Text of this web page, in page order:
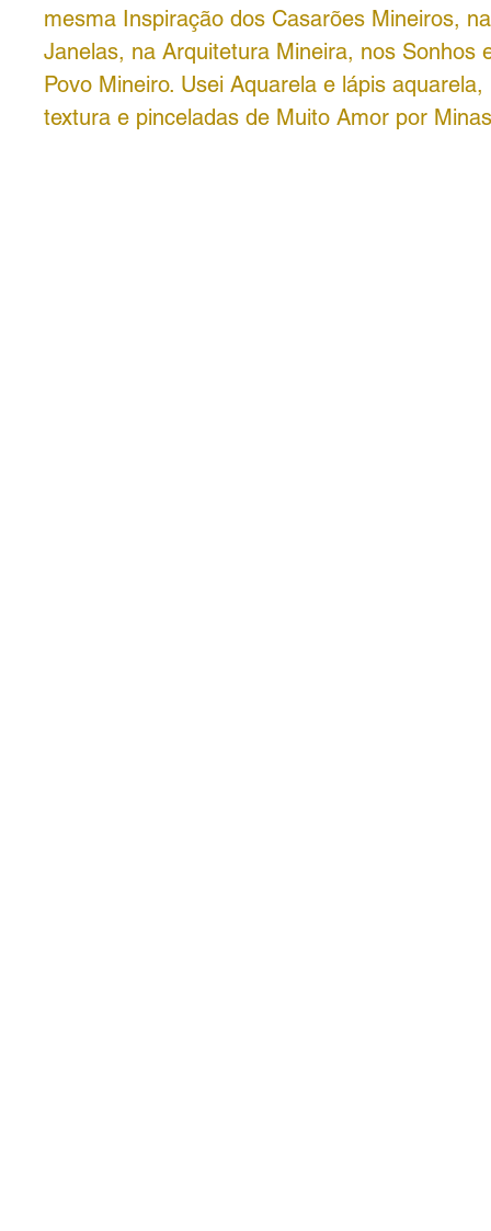
mesma Inspiração dos Casarões Mineiros,
Janelas, na Arquitetura Mineira, nos Sonhos
Povo Mineiro. Usei Aquarela e lápis
textura e pinceladas de Muito Amor por